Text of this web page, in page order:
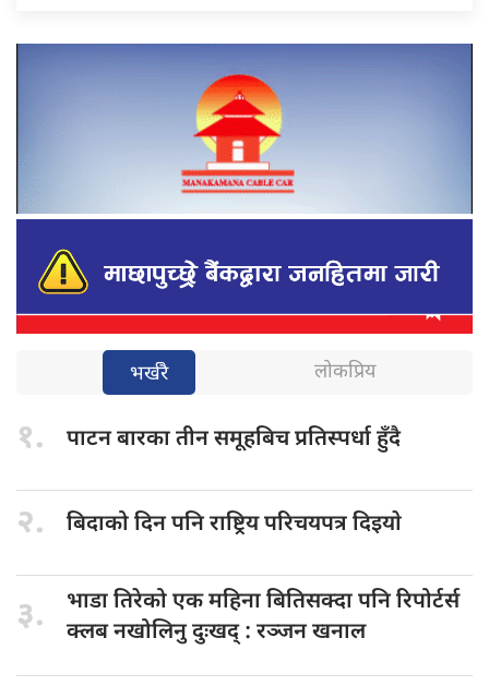
भर्खरै लोकप्रिय
१. पाटन बारकातीन समूहबिच प्रतिस्पर्धा हुँदै
२. बिदाको दिनपनि राष्ट्रिय परिचयपत्र दिइयाे
३. भाडा तिरेकोएक महिना बितिसक्दा पनि रिपोर्टर्स
क्लब नखोलिनु दुःखद् : रञ्जन खनाल